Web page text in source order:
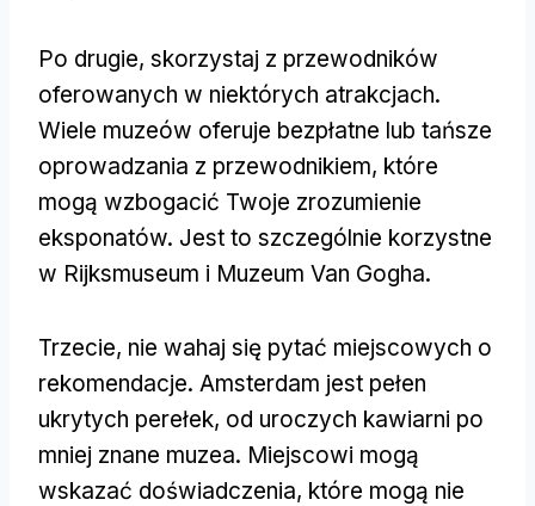
Po drugie, skorzystaj z przewodników
oferowanych w niektórych atrakcjach.
Wiele muzeów oferuje bezpłatne lub tańsze
oprowadzania z przewodnikiem, które
mogą wzbogacić Twoje zrozumienie
eksponatów. Jest to szczególnie korzystne
w Rijksmuseum i Muzeum Van Gogha.
Trzecie, nie wahaj się pytać miejscowych o
rekomendacje. Amsterdam jest pełen
ukrytych perełek, od uroczych kawiarni po
mniej znane muzea. Miejscowi mogą
wskazać doświadczenia, które mogą nie